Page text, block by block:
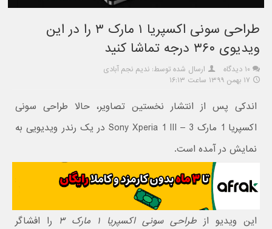
طراحی سونی اکسپریا ۱ مارک ۳ را در این
ویدیوی ۳۶۰ درجه تماشا کنید
۱۰ دیدگاه
ارسال شده توسط: ندیم نجم آبادی
۱۷ بهمن ۱۳۹۹ ساعت ۱۶:۱۳
اندکی پس از انتشار نخستین تصاویر، حالا طراحی سونی
اکسپریا 1 مارک 3 – Sony Xperia 1 III در یک رندر ویدیویی به
نمایش در آمده است.
این ویدیو ازطراحی سونی اکسپریا ۱ مارک ۳
را افشاگر